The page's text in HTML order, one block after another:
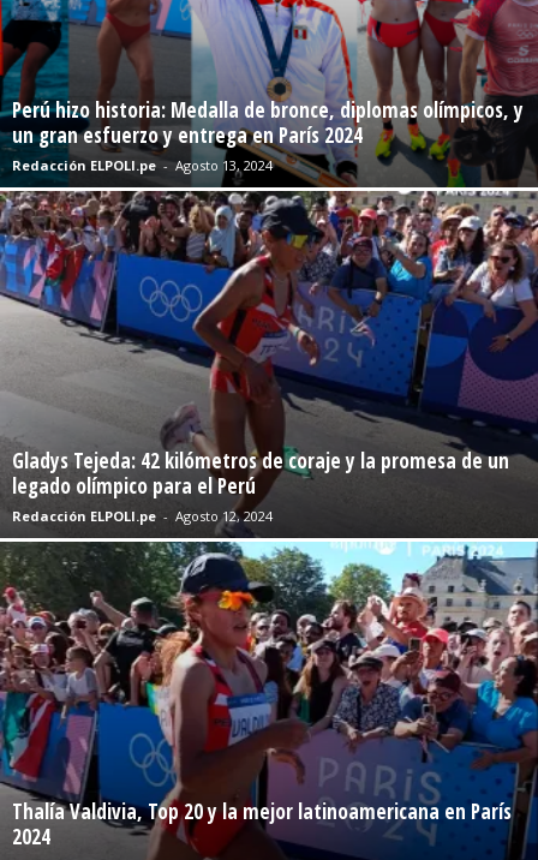
Perú hizo historia: Medalla de bronce, diplomas olímpicos, y
un gran esfuerzo y entrega en París 2024
Redacción ELPOLI.pe - Agosto 13, 2024
Gladys Tejeda: 42 kilómetros de coraje y la promesa de un
legado olímpico para el Perú
Redacción ELPOLI.pe - Agosto 12, 2024
Thalía Valdivia, Top 20 y la mejor latinoamericana en París
2024